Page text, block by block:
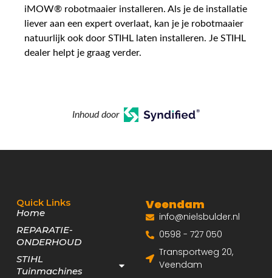
iMOW® robotmaaier installeren. Als je de installatie
liever aan een expert overlaat, kan je je robotmaaier
natuurlijk ook door STIHL laten installeren. Je STIHL
dealer helpt je graag verder.
Inhoud door
Quick Links
Home
REPARATIE-
ONDERHOUD
STIHL
Tuinmachines
Veendam
info@nielsbulder.nl
0598 - 727 050
Transportweg 20,
Veendam